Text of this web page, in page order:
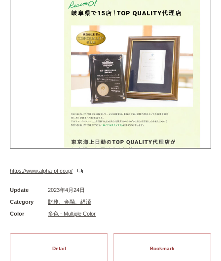
https://www.alpha-pt.co.jp/
Update
2023年4月24日
Category
財務、金融、経済
Color
多色 - Multiple Color
Detail Bookmark